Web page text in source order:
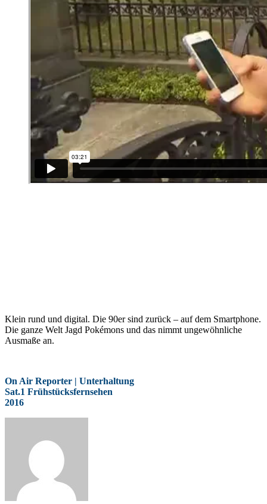
Klein rund und digital. Die 90er sind zurück – auf dem Smartphone.
Die ganze Welt Jagd Pokémons und das nimmt ungewöhnliche
Ausmaße an.
On Air Reporter | Unterhaltung
Sat.1 Frühstücksfernsehen
2016